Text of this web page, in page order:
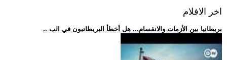
اخر الافلام
.. بريطانيا بين الأزمات والانقسام... هل أخطأ البريطانيون في الب